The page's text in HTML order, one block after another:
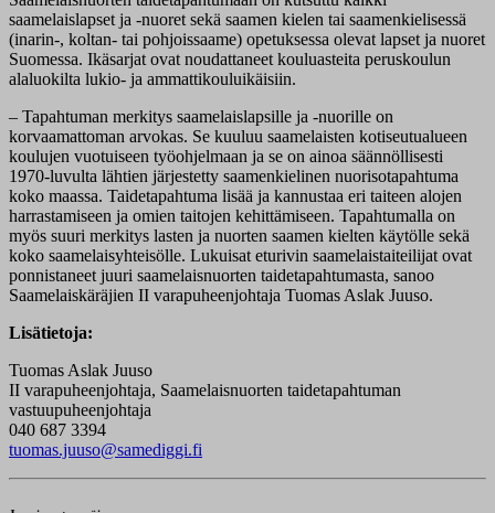
saamelaislapset ja -nuoret sekä saamen kielen tai saamenkielisessä
(inarin-, koltan- tai pohjoissaame) opetuksessa olevat lapset ja nuoret
Suomessa. Ikäsarjat ovat noudattaneet kouluasteita peruskoulun
alaluokilta lukio- ja ammattikouluikäisiin.
– Tapahtuman merkitys saamelaislapsille ja -nuorille on
korvaamattoman arvokas. Se kuuluu saamelaisten kotiseutualueen
koulujen vuotuiseen työohjelmaan ja se on ainoa säännöllisesti
1970-luvulta lähtien järjestetty saamenkielinen nuorisotapahtuma
koko maassa. Taidetapahtuma lisää ja kannustaa eri taiteen alojen
harrastamiseen ja omien taitojen kehittämiseen. Tapahtumalla on
myös suuri merkitys lasten ja nuorten saamen kielten käytölle sekä
koko saamelaisyhteisölle. Lukuisat eturivin saamelaistaiteilijat ovat
ponnistaneet juuri saamelaisnuorten taidetapahtumasta, sanoo
Saamelaiskäräjien II varapuheenjohtaja Tuomas Aslak Juuso.
Lisätietoja:
Tuomas Aslak Juuso
II varapuheenjohtaja, Saamelaisnuorten taidetapahtuman
vastuupuheenjohtaja
040 687 3394
tuomas.juuso@samediggi.fi